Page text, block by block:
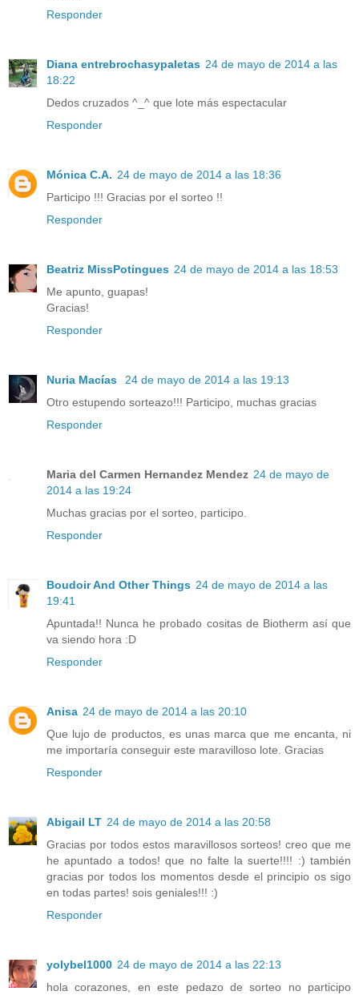
Responder
Diana entrebrochasypaletas 24 de mayo de 2014 a las
18:22
Dedos cruzados ^_^ que lote más espectacular
Responder
Mónica C.A. 24 de mayo de 2014 a las 18:36
Participo !!! Gracias por el sorteo !!
Responder
Beatriz MissPotingues 24 de mayo de 2014 a las 18:53
Me apunto, guapas!
Gracias!
Responder
Nuria Macías
24 de mayo de 2014 a las 19:13
Otro estupendo sorteazo!!! Participo, muchas gracias
Responder
Maria del Carmen Hernandez Mendez 24 de mayo de
2014 a las 19:24
Muchas gracias por el sorteo, participo.
Responder
Boudoir And Other Things 24 de mayo de 2014 a las
19:41
Apuntada!! Nunca he probado cositas de Biotherm así que
va siendo hora :D
Responder
Anisa 24 de mayo de 2014 a las 20:10
Que lujo de productos, es unas marca que me encanta, ni
me importaría conseguir este maravilloso lote. Gracias
Responder
Abigail LT 24 de mayo de 2014 a las 20:58
Gracias por todos estos maravillosos sorteos! creo que me
he apuntado a todos! que no falte la suerte!!!! :) también
gracias por todos los momentos desde el principio os sigo
en todas partes! sois geniales!!! :)
Responder
yolybel1000 24 de mayo de 2014 a las 22:13
hola corazones, en este pedazo de sorteo no participo